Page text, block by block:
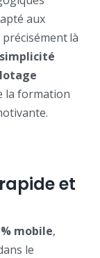
aux
précisément là
simplicité
la formation
et
% mobile,
le